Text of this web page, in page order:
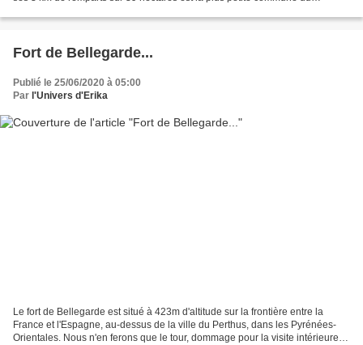
Fort de Bellegarde...
Publié le 25/06/2020 à 05:00
Par l'Univers d'Erika
Le fort de Bellegarde est situé à 423m d'altitude sur la frontière entre la
France et l'Espagne, au-dessus de la ville du Perthus, dans les Pyrénées-
Orientales. Nous n'en ferons que le tour, dommage pour la visite intérieure